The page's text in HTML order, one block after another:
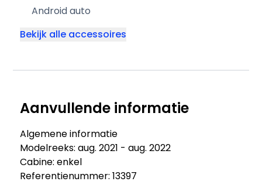
Android auto
Bekijk alle accessoires
Aanvullende informatie
Algemene informatie
Modelreeks: aug. 2021 - aug. 2022
Cabine: enkel
Referentienummer: 13397